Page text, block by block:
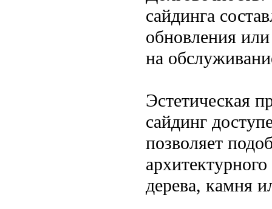
сайдинга
обновления
на
Эстетическая
сайдинг
позволяет
дерева, камня